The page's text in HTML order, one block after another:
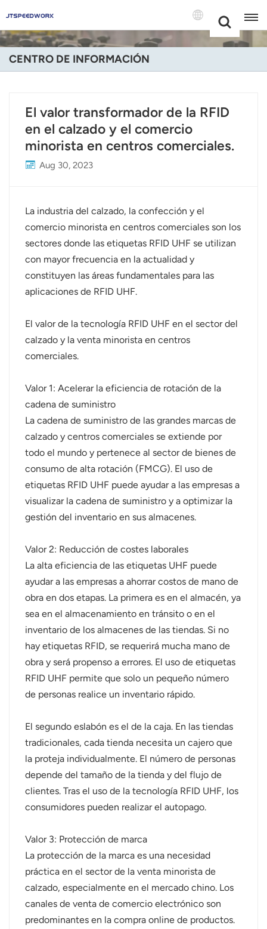
+86 -18681515767
English
Deutsch
Русский
Español
Português
Nederland
한국어
Ελληνικά
Melayu
Polski
แบบไทย
Tiếng Việt
norsk
magyar
CENTRO DE INFORMACIÓN
El valor transformador de la RFID
en el calzado y el comercio
minorista en centros comerciales.
Aug 30, 2023
La industria del calzado, la confección y el
comercio minorista en centros comerciales son los
sectores donde las etiquetas RFID UHF se utilizan
con mayor frecuencia en la actualidad y
constituyen las áreas fundamentales para las
aplicaciones de RFID UHF.
El valor de la tecnología RFID UHF en el sector del
calzado y la venta minorista en centros
comerciales.
Valor 1: Acelerar la eficiencia de rotación de la
cadena de suministro
La cadena de suministro de las grandes marcas de
calzado y centros comerciales se extiende por
todo el mundo y pertenece al sector de bienes de
consumo de alta rotación (FMCG). El uso de
etiquetas RFID UHF puede ayudar a las empresas a
visualizar la cadena de suministro y a optimizar la
gestión del inventario en sus almacenes.
Valor 2: Reducción de costes laborales
La alta eficiencia de las etiquetas UHF puede
ayudar a las empresas a ahorrar costos de mano de
obra en dos etapas. La primera es en el almacén, ya
sea en el almacenamiento en tránsito o en el
inventario de los almacenes de las tiendas. Si no
hay etiquetas RFID, se requerirá mucha mano de
obra y será propenso a errores. El uso de etiquetas
RFID UHF permite que solo un pequeño número
de personas realice un inventario rápido.
El segundo eslabón es el de la caja. En las tiendas
tradicionales, cada tienda necesita un cajero que
la proteja individualmente. El número de personas
depende del tamaño de la tienda y del flujo de
clientes. Tras el uso de la tecnología RFID UHF, los
consumidores pueden realizar el autopago.
Valor 3: Protección de marca
La protección de la marca es una necesidad
práctica en el sector de la venta minorista de
calzado, especialmente en el mercado chino. Los
canales de venta de comercio electrónico son
predominantes en la compra online de productos.